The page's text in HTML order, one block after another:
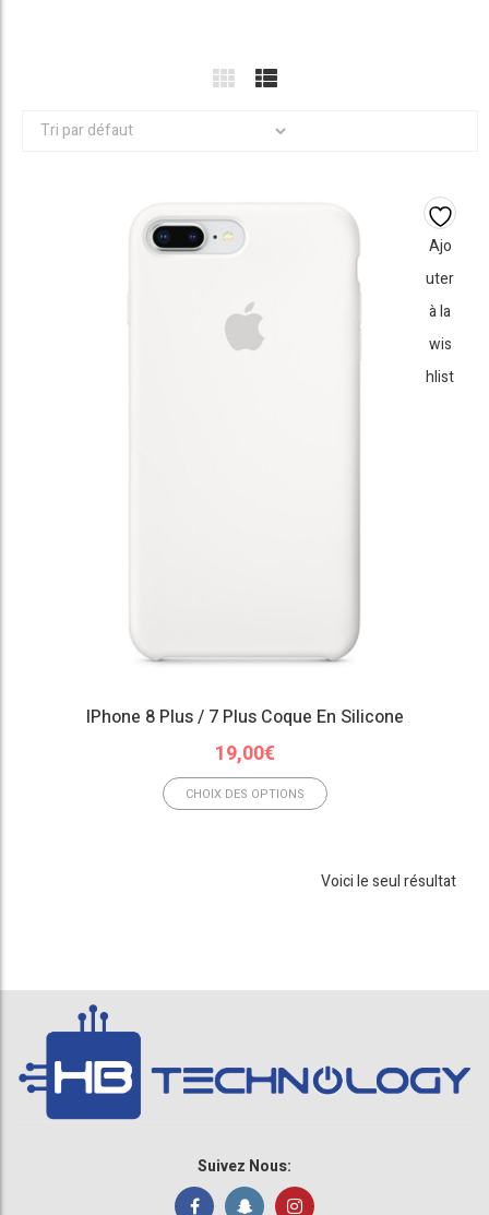
Ajo
uter
à la
wis
hlist
IPhone 8 Plus / 7 Plus Coque En Silicone
19,00€
CHOIX DES OPTIONS
Voici le seul résultat
Suivez Nous: